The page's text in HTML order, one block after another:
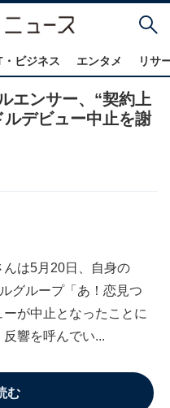
・ビジネス エンタメ リサ
エンサー、“契約上
デビュー中止を謝
は5月20日、自身の
グループ「あ！恋見つ
が中止となったことに
響を呼んでい...
む